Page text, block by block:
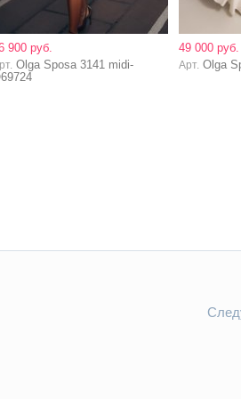
900 руб.
Olga Sposa 3141 midi-
49 000 руб.
Арт.Olga